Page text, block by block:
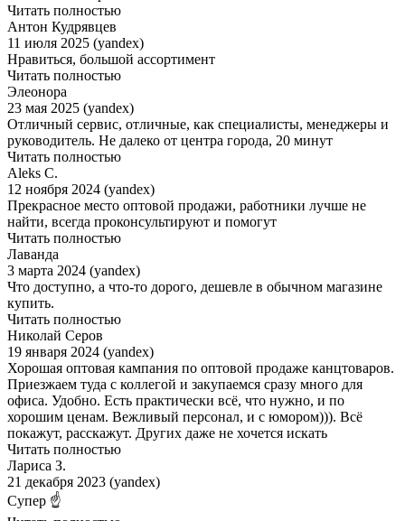
Читать полностью
Антон Кудрявцев
11 июля 2025 (yandex)
Нравиться, большой ассортимент
Читать полностью
Элеонора
23 мая 2025 (yandex)
Отличный сервис, отличные, как специалисты, менеджеры и
руководитель. Не далеко от центра города, 20 минут
Читать полностью
Aleks C.
12 ноября 2024 (yandex)
Прекрасное место оптовой продажи, работники лучше не
найти, всегда проконсультируют и помогут
Читать полностью
Лаванда
3 марта 2024 (yandex)
Что доступно, а что-то дорого, дешевле в обычном магазине
купить.
Читать полностью
Николай Серов
19 января 2024 (yandex)
Хорошая оптовая кампания по оптовой продаже канцтоваров.
Приезжаем туда с коллегой и закупаемся сразу много для
офиса. Удобно. Есть практически всё, что нужно, и по
хорошим ценам. Вежливый персонал, и с юмором))). Всё
покажут, расскажут. Других даже не хочется искать
Читать полностью
Лариса З.
21 декабря 2023 (yandex)
Супер ☝️